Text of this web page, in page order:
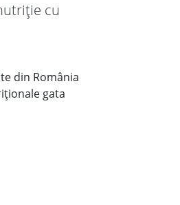
cu
din România
gata